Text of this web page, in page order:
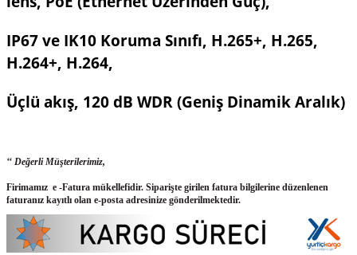
IP67 ve IK10 Koruma Sınıfı, H.265+, H.265,
H.264+, H.264,
Üçlü akış, 120 dB WDR (Geniş Dinamik Aralık)
‘‘ Değerli Müşterilerimiz,
Firimamız e -Fatura mükellefidir. Siparişte girilen fatura bilgilerine düzenlenen
faturanız kayıtlı olan e-posta adresinize gönderilmektedir.